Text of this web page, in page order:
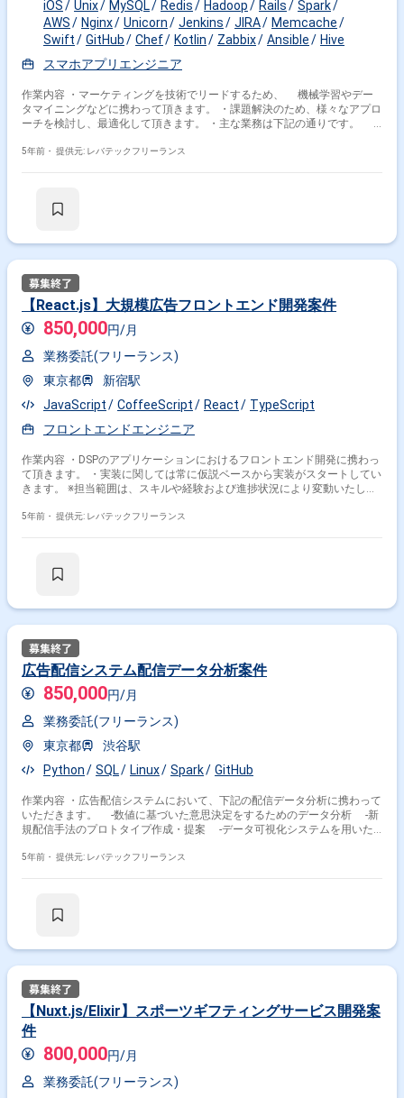
iOS
Unix MySQL Redis Hadoop Rails
Spark
AWS
Nginx Unicorn Jenkins JIRA
Memcache
Swift
GitHub Chef Kotlin Zabbix Ansible
Hive
スマホアプリエンジニア
作業内容 ・マーケティングを技術でリードするため、 機械学習やデー
タマイニングなどに携わって頂きます。 ・課題解決のため、様々なアプロ
ーチを検討し、最適化して頂きます。 ・主な業務は下記の通りです。 -
パーティの広告配信へのオーディエンスデータ連携 -ログからキャンペ
5年前・ 提供元: レバテックフリーランス
【React.js】大規模広告フロントエンド開発案件
850,000円/月
業務委託(フリーランス)
東京都
新宿駅
JavaScript
CoffeeScript React
TypeScript
フロントエンドエンジニア
作業内容 ・DSPのアプリケーションにおけるフロントエンド開発に携わっ
て頂きます。 ・実装に関しては常に仮説ベースから実装がスタートしてい
きます。 ※担当範囲は、スキルや経験および進捗状況により変動いたしま
5年前・ 提供元: レバテックフリーランス
広告配信システム配信データ分析案件
850,000円/月
業務委託(フリーランス)
東京都
渋谷駅
Python
SQL Linux Spark GitHub
作業内容 ・広告配信システムにおいて、下記の配信データ分析に携わって
いただきます。 -数値に基づいた意思決定をするためのデータ分析 -新
規配信手法のプロトタイプ作成・提案 -データ可視化システムを用いた
5年前・ 提供元: レバテックフリーランス
【Nuxt.js/Elixir】スポーツギフティングサービス開発案
件
800,000円/月
業務委託(フリーランス)